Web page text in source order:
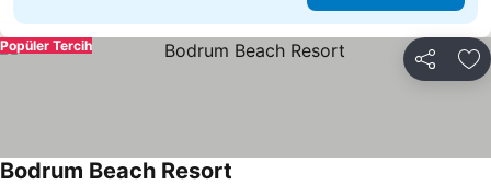
Paylaş
Popüler Tercih
Bodrum Beach Resort